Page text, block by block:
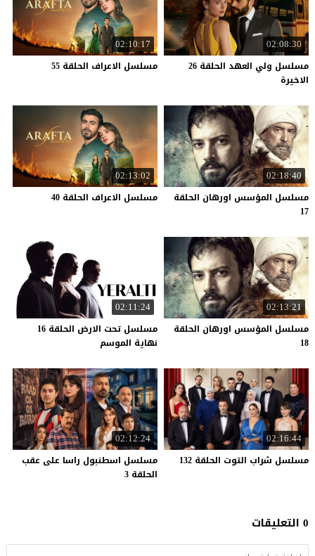
02:08:30
مسلسل ولي العهد الحلقة 26
الاخيرة
02:10:17
مسلسل الاعراف الحلقة 55
02:18:40
مسلسل المؤسس اورهان الحلقة
17
02:13:02
مسلسل الاعراف الحلقة 40
02:13:21
مسلسل المؤسس اورهان الحلقة
18
02:11:24
مسلسل تحت الارض الحلقة 16
نهاية الموسم
02:16:44
مسلسل شراب التوت الحلقة 132
02:12:24
مسلسل اسطنبول راسا على عقب
الحلقة 3
0 التعليقات